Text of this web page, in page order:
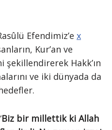
Efendimiz’e x
Kur’an ve
Hakk’ın
ve iki dünyada da
Biz bir millettik ki Allah